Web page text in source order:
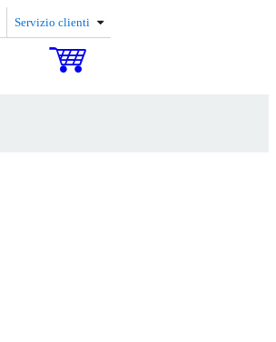
Servizio clienti